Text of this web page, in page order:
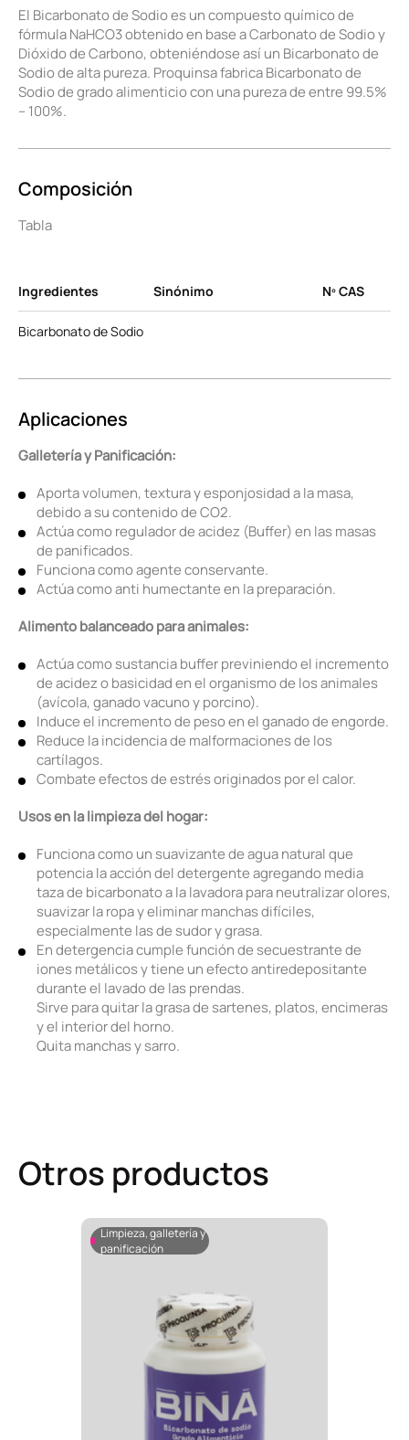
El Bicarbonato de Sodio es un compuesto químico de
fórmula NaHCO3 obtenido en base a Carbonato de Sodio y
Dióxido de Carbono, obteniéndose así un Bicarbonato de
Sodio de alta pureza. Proquinsa fabrica Bicarbonato de
Sodio de grado alimenticio con una pureza de entre 99.5%
– 100%.
Composición
Tabla
Ingredientes Sinónimo Nº CAS
Bicarbonato de Sodio
Aplicaciones
Galletería y Panificación:
Aporta volumen, textura y esponjosidad a la masa,
debido a su contenido de CO2.
Actúa como regulador de acidez (Buffer) en las masas
de panificados.
Funciona como agente conservante.
Actúa como anti humectante en la preparación.
Alimento balanceado para animales:
Actúa como sustancia buffer previniendo el incremento
de acidez o basicidad en el organismo de los animales
(avícola, ganado vacuno y porcino).
Induce el incremento de peso en el ganado de engorde.
Reduce la incidencia de malformaciones de los
cartílagos.
Combate efectos de estrés originados por el calor.
Usos en la limpieza del hogar:
Funciona como un suavizante de agua natural que
potencia la acción del detergente agregando media
taza de bicarbonato a la lavadora para neutralizar olores,
suavizar la ropa y eliminar manchas difíciles,
especialmente las de sudor y grasa.
En detergencia cumple función de secuestrante de
iones metálicos y tiene un efecto antiredepositante
durante el lavado de las prendas.
Sirve para quitar la grasa de sartenes, platos, encimeras
y el interior del horno.
Quita manchas y sarro.
Otros productos
Limpieza, galletería y
panificación